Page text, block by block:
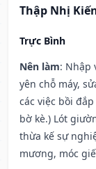
Thập Nhị
Trực Bình
Nên làm: Nhập
yên chỗ máy,
các việc bồi
bờ kè.) Lót
thừa kế sự
mương, móc